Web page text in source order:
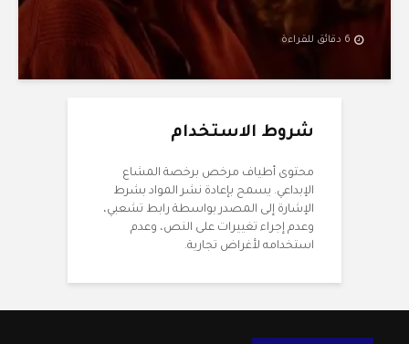
6 دقائق للقراءة
شروط الاستخدام
محتوى أطياف مرخص برخصة المشاع
الإبداعي. يسمح بإعادة نشر المواد بشرط
الإشارة إلى المصدر بواسطة رابط تشعبي،
وعدم إجراء تغييرات على النص، وعدم
استخدامه لأغراض تجارية.